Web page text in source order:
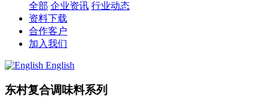
全部 企业资讯 行业动态
资料下载
合作客户
加入我们
English
东村复合调味料系列